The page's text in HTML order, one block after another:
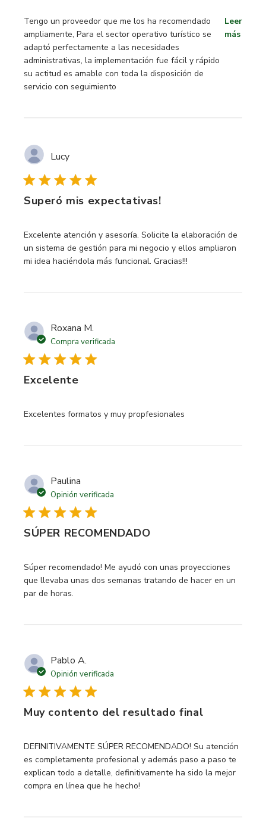
Tengo un proveedor que me los ha recomendado
ampliamente, Para el sector operativo turístico se
adaptó perfectamente a las necesidades
administrativas, la implementación fue fácil y rápido
su actitud es amable con toda la disposición de
servicio con seguimiento
Leer
más
read more about review content Tengo un proveedor que
Lucy
Superó mis expectativas!
Excelente atención y asesoría. Solicite la elaboración de
un sistema de gestión para mi negocio y ellos ampliaron
mi idea haciéndola más funcional. Gracias!!!
read more about review content Excelente atención y
Roxana M.
Compra verificada
Excelente
Excelentes formatos y muy propfesionales
read more about review content
Paulina
Opinión verificada
SÚPER RECOMENDADO
Súper recomendado! Me ayudó con unas proyecciones
que llevaba unas dos semanas tratando de hacer en un
par de horas.
read more about review content Súper recomendado! Me
Pablo A.
Opinión verificada
Muy contento del resultado final
DEFINITIVAMENTE SÚPER RECOMENDADO! Su atención
es completamente profesional y además paso a paso te
explican todo a detalle, definitivamente ha sido la mejor
compra en línea que he hecho!
read more about review content DEFINITIVAMENTE